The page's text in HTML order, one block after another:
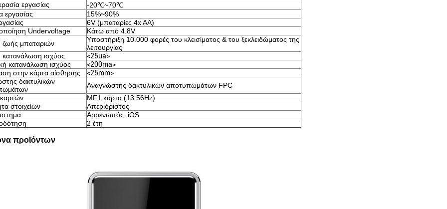
εργασίας
-20℃~70℃
εργασίας
15%~90%
6V (μπαταρίες 4x AA)
Undervoltage
Κάτω από 4.8V
ζωής μπαταριών
Υποστήριξη 10.000 φορές του κλεισίματος & του ξεκλειδώματος της
λειτουργίας
κατανάλωση ισχύος
<25ua>
κατανάλωση ισχύος
<200ma>
στην κάρτα αίσθησης
<25mm>
δακτυλικών
Αναγνώστης δακτυλικών αποτυπωμάτων FPC
MF1 κάρτα (13.56Hz)
στοιχείων
Απεριόριστος
Αρρενωπός, iOS
2 έτη
προϊόντων